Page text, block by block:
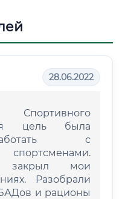
28.06.2022
цель была
с
спортсменами.
закрыл мои
Разобрали
и рационы